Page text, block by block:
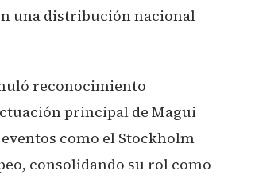
una distribución nacional
reconocimiento
principal de Magui
como el Stockholm
consolidando su rol como